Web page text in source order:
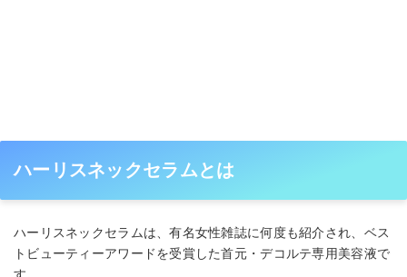
ハーリスネックセラムとは
ハーリスネックセラムは、有名女性雑誌に何度も紹介され、ベス
トビューティーアワードを受賞した首元・デコルテ専用美容液で